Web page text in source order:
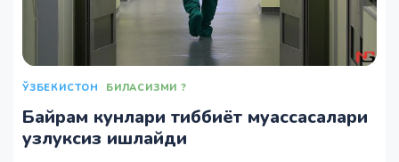
ЎЗБЕКИСТОН БИЛАСИЗМИ ?
Байрам кунлари тиббиёт муассасалари
узлуксиз ишлайди